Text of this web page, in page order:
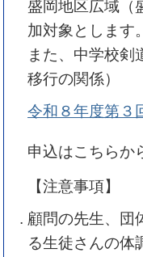
盛岡地区広域（
加対象とします
また、中学校剣
移行の関係）
令和８年度第３
申込はこちら
【注意事項】
顧問の先生、団
る生徒さんの体